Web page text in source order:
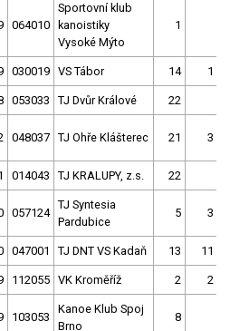
064010
Sportovní klub
kanoistiky
Vysoké Mýto
1
030019 VS Tábor 14 1
053033 TJ Dvůr Králové 22
048037 TJ Ohře Klášterec 21 3
014043 TJ KRALUPY, z.s. 22
057124
TJ Syntesia
Pardubice
5 3
047001 TJ DNT VS Kadaň 13 11
112055 VK Kroměříž 2 2
103053
Kanoe Klub Spoj
Brno
8